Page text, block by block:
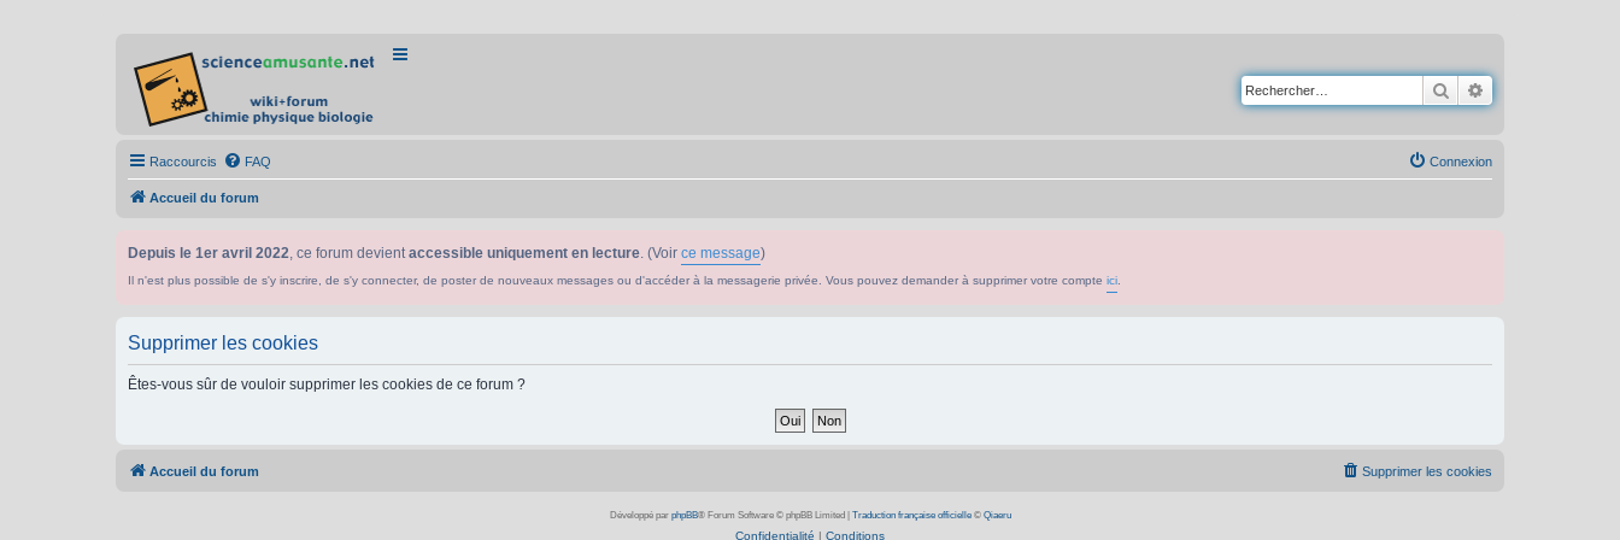
Rechercher
Raccourcis FAQ Connexion
Accueil du forum
Depuis le 1er avril 2022, ce forum devientaccessible uniquement en lecture. (Voir ce message)
Il n'est plus possible de s'y inscrire, de s'y connecter, de poster de nouveaux messages ou d'accéder à la messagerie privée. Vous pouvez demander à supprimer votre compte ici
Supprimer les cookies
Êtes-vous sûr de vouloir supprimer les cookies de ce forum ?
Accueil du forum Supprimer les cookies
Développé par phpBB® Forum Software © phpBB Limited Traduction française officielle© Qiaeru
Confidentialité | Conditions